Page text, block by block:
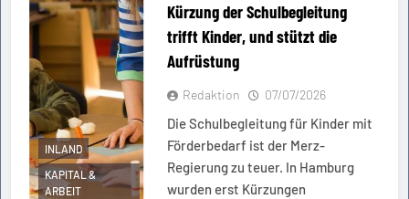
INLAND
KAPITAL &
ARBEIT
Kürzung der Schulbegleitung
trifft Kinder, und stützt die
Aufrüstung
Redaktion 07/07/2026
Die Schulbegleitung für Kinder mit
Förderbedarf ist der Merz-
Regierung zu teuer. In Hamburg
wurden erst Kürzungen